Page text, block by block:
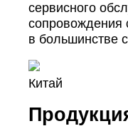
сервисного
сопровождения
в большинстве
Китай